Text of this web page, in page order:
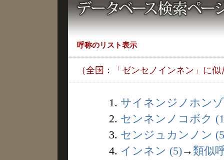
呼称のリスト表示
（全国：「ゼンセノインネン」に
1. サイネンジノホン
2. センネンノコボク
3. センジュカンノン
4. インネン (5)→ 類似